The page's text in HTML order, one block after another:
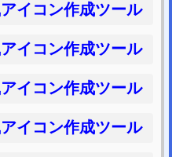
イコン作成ツール
イコン作成ツール
イコン作成ツール
イコン作成ツール